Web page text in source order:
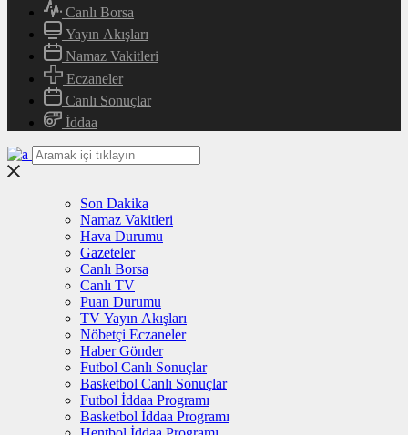
Canlı Borsa
Yayın Akışları
Namaz Vakitleri
Eczaneler
Canlı Sonuçlar
İddaa
Son Dakika
Namaz Vakitleri
Hava Durumu
Gazeteler
Canlı Borsa
Canlı TV
Puan Durumu
TV Yayın Akışları
Nöbetçi Eczaneler
Haber Gönder
Futbol Canlı Sonuçlar
Basketbol Canlı Sonuçlar
Futbol İddaa Programı
Basketbol İddaa Programı